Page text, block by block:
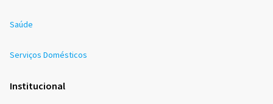
Saúde
Serviços Domésticos
Institucional